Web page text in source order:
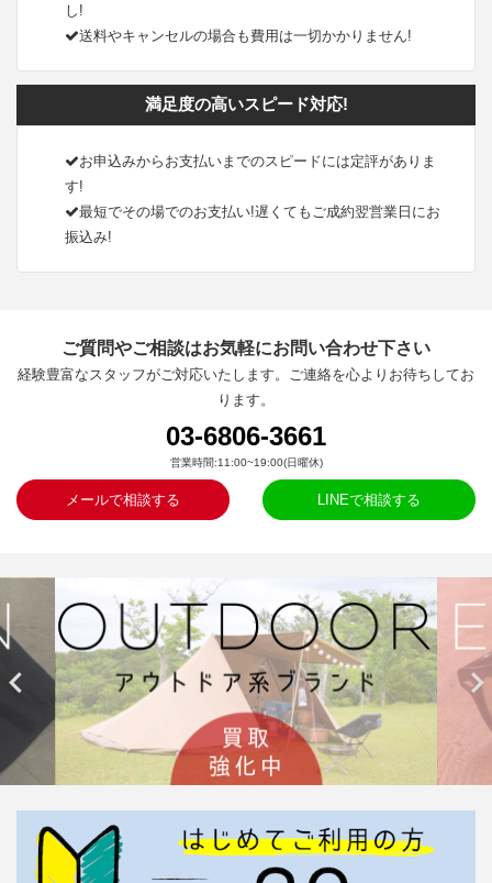
し!
送料やキャンセルの場合も費用は一切かかりません!
満足度の高いスピード対応!
お申込みからお支払いまでのスピードには定評がありま
す!
最短でその場でのお支払い!遅くてもご成約翌営業日にお
振込み!
ご質問やご相談はお気軽にお問い合わせ下さい
経験豊富なスタッフがご対応いたします。ご連絡を心よりお待ちしてお
ります。
03-6806-3661
営業時間:11:00~19:00(日曜休)
メールで相談する LINEで相談する
 